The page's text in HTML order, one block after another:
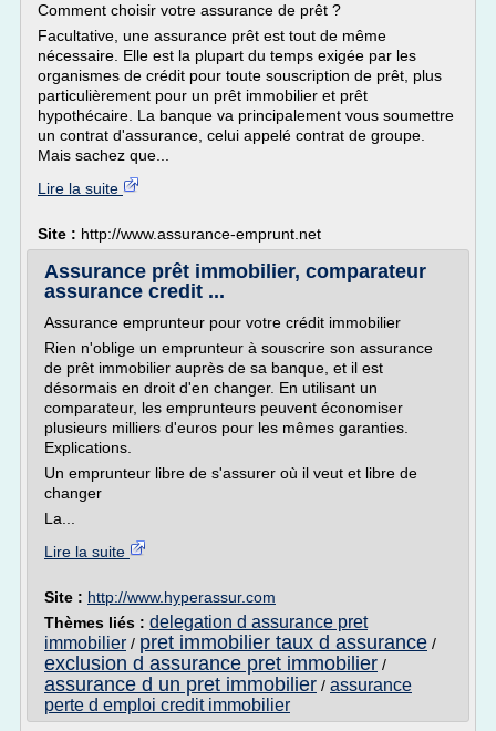
Comment choisir votre assurance de prêt ?
Facultative, une assurance prêt est tout de même
nécessaire. Elle est la plupart du temps exigée par les
organismes de crédit pour toute souscription de prêt, plus
particulièrement pour un prêt immobilier et prêt
hypothécaire. La banque va principalement vous soumettre
un contrat d'assurance, celui appelé contrat de groupe.
Mais sachez que...
Lire la suite
Site : http://www.assurance-emprunt.net
Assurance prêt immobilier, comparateur
assurance credit ...
Assurance emprunteur pour votre crédit immobilier
Rien n'oblige un emprunteur à souscrire son assurance
de prêt immobilier auprès de sa banque, et il est
désormais en droit d'en changer. En utilisant un
comparateur, les emprunteurs peuvent économiser
plusieurs milliers d'euros pour les mêmes garanties.
Explications.
Un emprunteur libre de s'assurer où il veut et libre de
changer
La...
Lire la suite
Site : http://www.hyperassur.com
Thèmes liés : delegation d assurance pret
immobilier / pret immobilier taux d assurance /
exclusion d assurance pret immobilier /
assurance d un pret immobilier / assurance
perte d emploi credit immobilier